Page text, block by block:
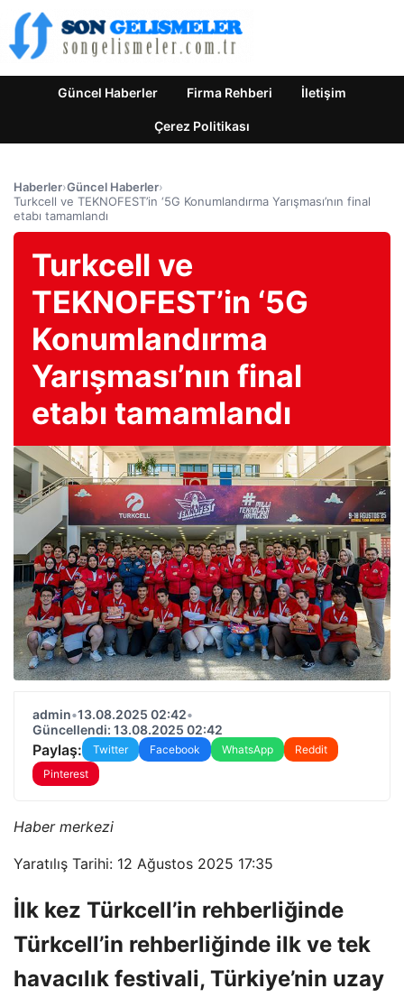
Güncel Haberler Firma Rehberi İletişim
Çerez Politikası
Haberler›Güncel Haberler›
Turkcell ve TEKNOFEST’in ‘5G Konumlandırma Yarışması’nın final
etabı tamamlandı
Turkcell ve
TEKNOFEST’in ‘5G
Konumlandırma
Yarışması’nın final
etabı tamamlandı
admin•13.08.2025 02:42•
Güncellendi: 13.08.2025 02:42
Paylaş: Twitter Facebook WhatsApp
Reddit
Pinterest
Haber merkezi
Yaratılış Tarihi: 12 Ağustos 2025 17:35
İlk kez Türkcell’in rehberliğinde
Türkcell’in rehberliğinde ilk ve tek
havacılık festivali, Türkiye’nin uzay